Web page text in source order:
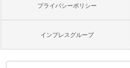
プライバシーポリシー
インプレスグループ